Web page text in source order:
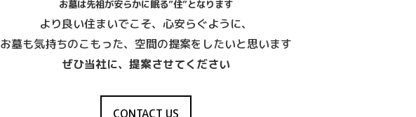
お墓は先祖が安らかに眠る”住”となります
より良い住まいでこそ、心安らぐように、
お墓も気持ちのこもった、空間の提案をしたいと思います
ぜひ当社に、提案させてください
CONTACT US